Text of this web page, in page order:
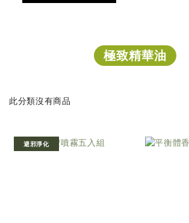
極致精華油
此分類沒有商品
避邪淨化